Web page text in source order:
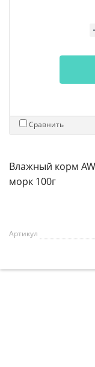
Сравнить
Влажный корм
морк 100г
Артикул